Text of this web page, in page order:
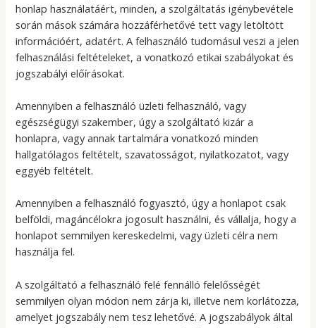
honlap használatáért, minden, a szolgáltatás igénybevétele
során mások számára hozzáférhetővé tett vagy letöltött
információért, adatért. A felhasználó tudomásul veszi a jelen
felhasználási feltételeket, a vonatkozó etikai szabályokat és
jogszabályi előírásokat.
Amennyiben a felhasználó üzleti felhasználó, vagy
egészségügyi szakember, úgy a szolgáltató kizár a
honlapra, vagy annak tartalmára vonatkozó minden
hallgatólagos feltételt, szavatosságot, nyilatkozatot, vagy
eggyéb feltételt.
Amennyiben a felhasználó fogyasztó, úgy a honlapot csak
belföldi, magáncélokra jogosult használni, és vállalja, hogy a
honlapot semmilyen kereskedelmi, vagy üzleti célra nem
használja fel.
A szolgáltató a felhasználó felé fennálló felelősségét
semmilyen olyan módon nem zárja ki, illetve nem korlátozza,
amelyet jogszabály nem tesz lehetővé. A jogszabályok által